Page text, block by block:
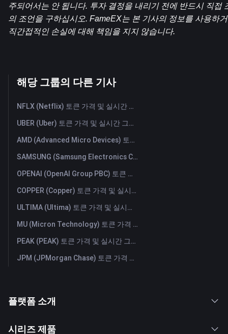
주되어서는 안 됩니다. 투자 결정을 내리기 전에 반드시 직접
의 조언을 구하십시오. FameEX는 본 기사의 정보를 사용하
직간접적인 손실에 대해 책임을 지지 않습니다.
해당 그룹의 다른 기사
NFLX (Netflix) 토큰 가격 및 실시간 그래프
UBER (Uber) 토큰 가격 및 실시간 그래프
AMD (Advanced Micro Devices) 토큰 가격 및 실시간 그래프
SAMSUNG (Samsung Electronics Co., Ltd) 토큰 가격 및 실시간 그래프
OPENAI (OpenAI Group PBC) 토큰 가격 및 실시간 그래프
COPPER (Copper) 토큰 가격 및 실시간 그래프
ULTIMA (Ultima) 토큰 가격 및 실시간 그래프
MU (Micron Technology) 토큰 가격 및 실시간 그래프
PEAK (PEAK) 토큰 가격 및 실시간 그래프
JPM (JPMorgan Chase) 토큰 가격 및 실시간 그래프
플랫폼 소개
시리즈 제품